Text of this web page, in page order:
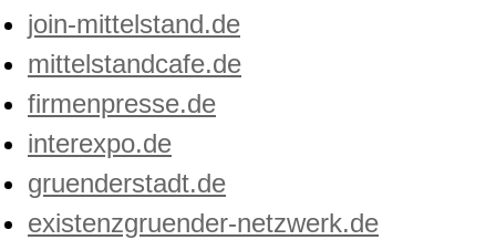
join-mittelstand.de
mittelstandcafe.de
firmenpresse.de
interexpo.de
gruenderstadt.de
existenzgruender-netzwerk.de